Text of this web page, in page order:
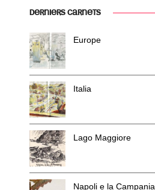
DERNIERS CARNETS
Europe
Italia
Lago Maggiore
Napoli e la Campania